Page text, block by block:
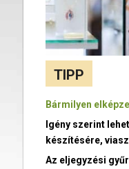
TIPP
Bármilyen
Igény szerint
készítésére,
Az eljegyzési